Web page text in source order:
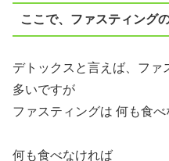
ここで、ファスティング
デトックスと言えば、ファ
多いですが
ファスティングは 何も食べ
何も食べなければ